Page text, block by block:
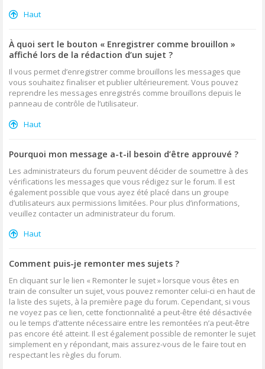
Haut
À quoi sert le bouton « Enregistrer comme brouillon »
affiché lors de la rédaction d’un sujet ?
Il vous permet d’enregistrer comme brouillons les messages que
vous souhaitez finaliser et publier ultérieurement. Vous pouvez
reprendre les messages enregistrés comme brouillons depuis le
panneau de contrôle de l’utilisateur.
Haut
Pourquoi mon message a-t-il besoin d’être approuvé ?
Les administrateurs du forum peuvent décider de soumettre à des
vérifications les messages que vous rédigez sur le forum. Il est
également possible que vous ayez été placé dans un groupe
d’utilisateurs aux permissions limitées. Pour plus d’informations,
veuillez contacter un administrateur du forum.
Haut
Comment puis-je remonter mes sujets ?
En cliquant sur le lien « Remonter le sujet » lorsque vous êtes en
train de consulter un sujet, vous pouvez remonter celui-ci en haut de
la liste des sujets, à la première page du forum. Cependant, si vous
ne voyez pas ce lien, cette fonctionnalité a peut-être été désactivée
ou le temps d’attente nécessaire entre les remontées n’a peut-être
pas encore été atteint. Il est également possible de remonter le sujet
simplement en y répondant, mais assurez-vous de le faire tout en
respectant les règles du forum.